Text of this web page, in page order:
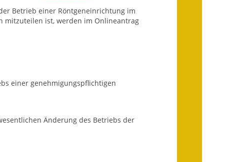
Sitzungsberichte 2017
Sitzungsberichte 2020
Haushalt & Finanzen
Betrieb einer Röntgeneinrichtung im
mitzuteilen ist, werden im Onlineantrag
einer genehmigungspflichtigen
Änderung des Betriebs der